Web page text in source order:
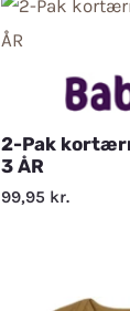
2-Pak
3 ÅR
99,95 kr.